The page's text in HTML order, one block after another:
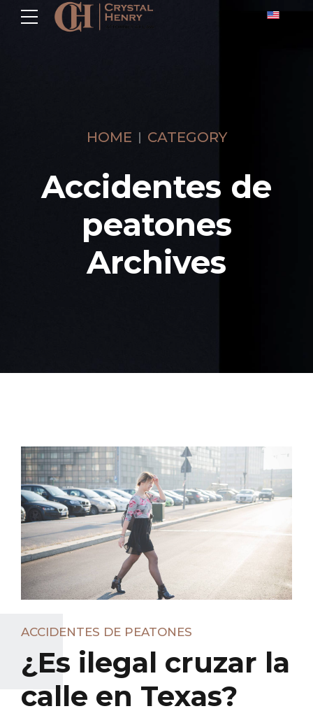
HOME CATEGORY
Accidentes de
peatones
Archives
ACCIDENTES DE PEATONES
¿Es ilegal cruzar la
calle en Texas?